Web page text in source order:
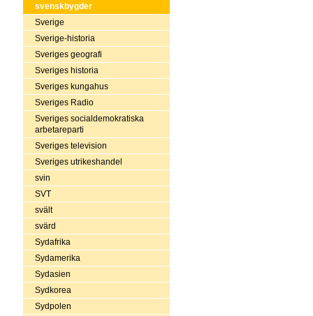
svenskbygder
Sverige
Sverige-historia
Sveriges geografi
Sveriges historia
Sveriges kungahus
Sveriges Radio
Sveriges socialdemokratiska
arbetareparti
Sveriges television
Sveriges utrikeshandel
svin
SVT
svält
svärd
Sydafrika
Sydamerika
Sydasien
Sydkorea
Sydpolen